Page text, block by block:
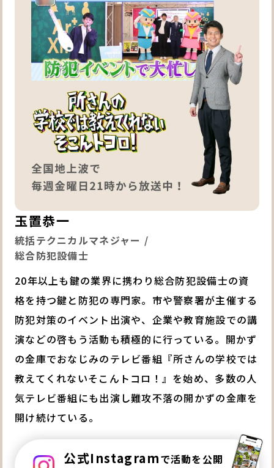
玉置恭一
統括テクニカルマネジャー /
総合防犯設備士
20年以上も鍵の業界に携わり総合防犯設備士の資
格を持つ鍵と防犯の専門家。市や警察署が主催する
防犯対策のイベント出演や、企業や教育施設での講
演などの啓もう活動も積極的に行っている。開かず
の金庫でおなじみのテレビ番組『所さんの学校では
教えてくれないそこんトコロ！』を始め、多数の人
気テレビ番組にも出演し難攻不落の開かずの金庫を
開け続けている。
公式Instagramで活動を公開